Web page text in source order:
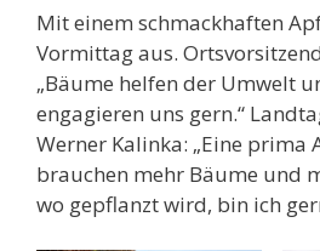
Mit einem schmackhaften
Vormittag aus.
„Bäume helfen der Umwelt
engagieren uns gern.“
Werner Kalinka: „Eine prima
brauchen mehr Bäume und
wo gepflanzt wird, bin ich